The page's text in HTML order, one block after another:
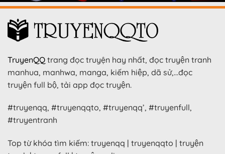
TruyenQQ trang đọc truyện hay nhất, đọc truyện tranh
manhua, manhwa, manga, kiếm hiệp, dã sử,…đọc
truyện full bộ, tải app đọc truyện.
#truyenqq, #truyenqqto, #truyenqq’, #truyenfull,
#truyentranh
Top từ khóa tìm kiếm: truyenqq | truyenqqto | truyện